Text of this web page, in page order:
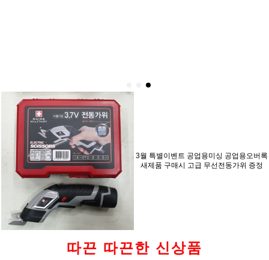
3월 특별이벤트 공업용미싱 공업용오버록
새제품 구매시 고급 무선전동가위 증정
따끈 따끈한 신상품